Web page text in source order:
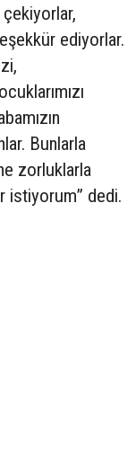
ediyorlar.
Bunlarla
zorluklarla
istiyorum” dedi.